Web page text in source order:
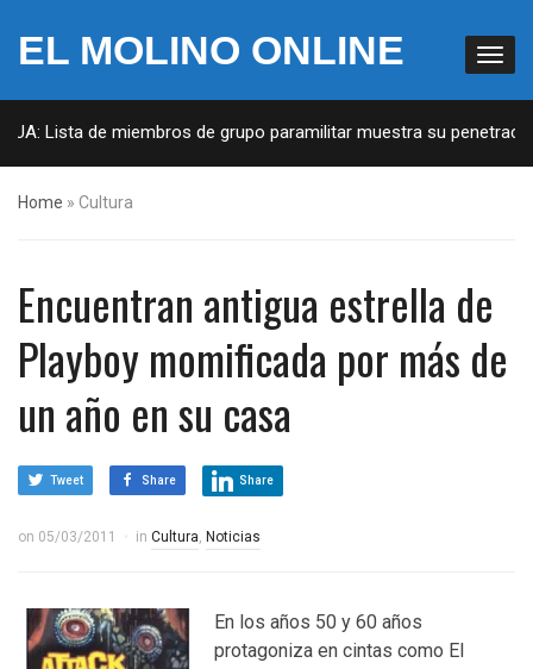
EL MOLINO ONLINE
Lista de miembros de grupo paramilitar muestra su
Home » Cultura
Encuentran antigua estrella de
Playboy momificada por más de
un año en su casa
Tweet Share Share
on 05/03/2011 in Cultura, Noticias
En los años 50 y 60 años
protagoniza en cintas como El